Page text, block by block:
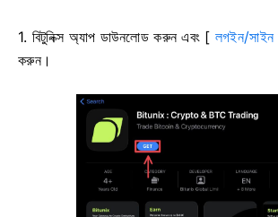
1. বিটুনিক্স অ্যাপ ডাউনলোড করুন এবং [ লগইন/
করুন।